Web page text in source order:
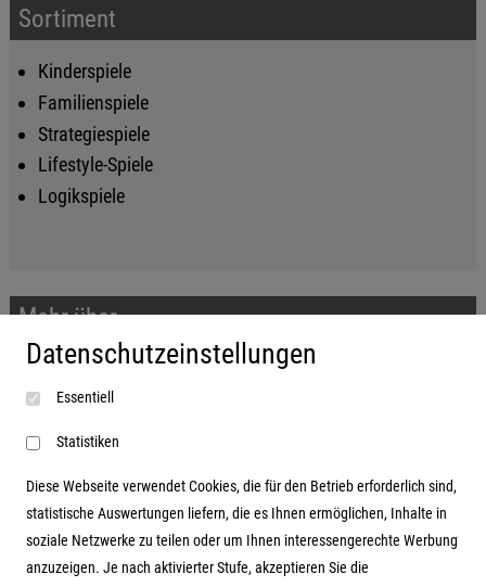
Sortiment
Kinderspiele
Familienspiele
Strategiespiele
Lifestyle-Spiele
Logikspiele
Mehr über...
Impressum
AGB
Datenschutzerklärung
Adresse
Datenschutzeinstellungen
Essentiell
Statistiken
Diese Webseite verwendet Cookies, die für den Betrieb erforderlich sind,
statistische Auswertungen liefern, die es Ihnen ermöglichen, Inhalte in
soziale Netzwerke zu teilen oder um Ihnen interessengerechte Werbung
anzuzeigen. Je nach aktivierter Stufe, akzeptieren Sie die